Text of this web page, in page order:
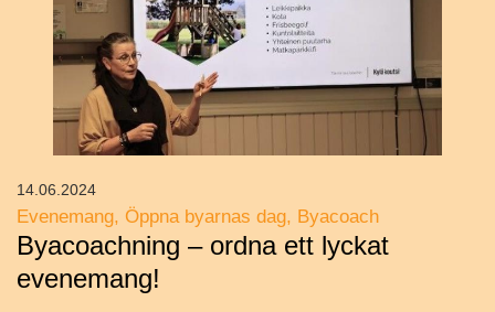
Evenemang Öppna byarnas dag Byacoach
Byacoachning – ordna ett lyckat
evenemang!
14.06.2024